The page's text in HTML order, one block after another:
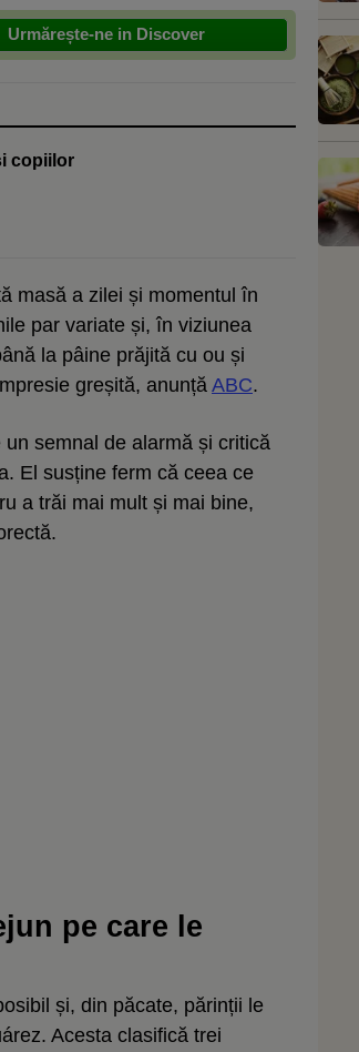
Urmărește-ne in Discover
copiilor
masă a zilei și momentul în
par variate și, în viziunea
la pâine prăjită cu ou și
greșită, anunță ABC.
semnal de alarmă și critică
El susține ferm că ceea ce
a trăi mai mult și mai bine,
pe care le
și, din păcate, părinții le
Acesta clasifică trei